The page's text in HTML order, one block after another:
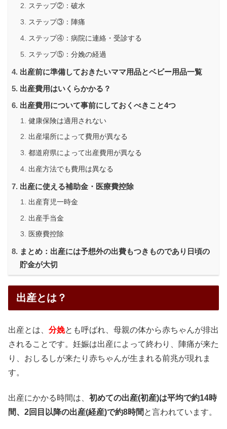
ステップ②：破水
ステップ③：陣痛
ステップ④：病院に連絡・受診する
ステップ⑤：分娩の経過
出産前に準備しておきたいママ用品とベビー用品一覧
出産費用はいくらかかる？
出産費用について事前にしておくべきこと4つ
健康保険は適用されない
出産場所によって費用が異なる
都道府県によって出産費用が異なる
出産方法でも費用は異なる
出産に使える補助金・医療費控除
出産育児一時金
出産手当金
医療費控除
まとめ：出産には予想外の出費もつきものであり日頃の
貯金が大切
出産とは？
出産とは、 分娩とも呼ばれ、母親の体から赤ちゃんが排出
されることです。妊娠は出産によって終わり、陣痛が来た
り、おしるしが来たり赤ちゃんが生まれる前兆が現れま
す。
出産にかかる時間は、 初めての出産(初産)は平均で約14時
間、2回目以降の出産(経産)で約8時間 と言われています。